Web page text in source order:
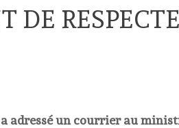
DE
a adressé un courrier au